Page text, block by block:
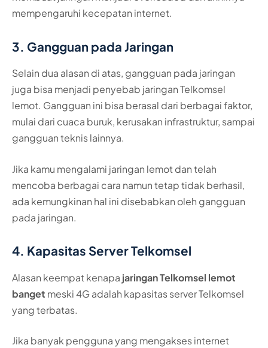
mempengaruhi kecepatan internet.
3. Gangguan pada Jaringan
Selain dua alasan di atas, gangguan pada jaringan
juga bisa menjadi penyebab jaringan Telkomsel
lemot. Gangguan ini bisa berasal dari berbagai faktor,
mulai dari cuaca buruk, kerusakan infrastruktur, sampai
gangguan teknis lainnya.
Jika kamu mengalami jaringan lemot dan telah
mencoba berbagai cara namun tetap tidak berhasil,
ada kemungkinan hal ini disebabkan oleh gangguan
pada jaringan.
4. Kapasitas Server Telkomsel
Alasan keempat kenapa jaringan Telkomsel lemot
banget meski 4G adalah kapasitas server Telkomsel
yang terbatas.
Jika banyak pengguna yang mengakses internet